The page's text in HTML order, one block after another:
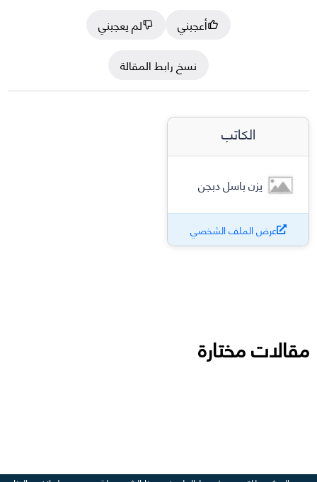
أعجبني
لم يعجبني
نسخ رابط المقالة
الكاتب
يزن باسل دبجن
عرض الملف الشخصي
مقالات مختارة